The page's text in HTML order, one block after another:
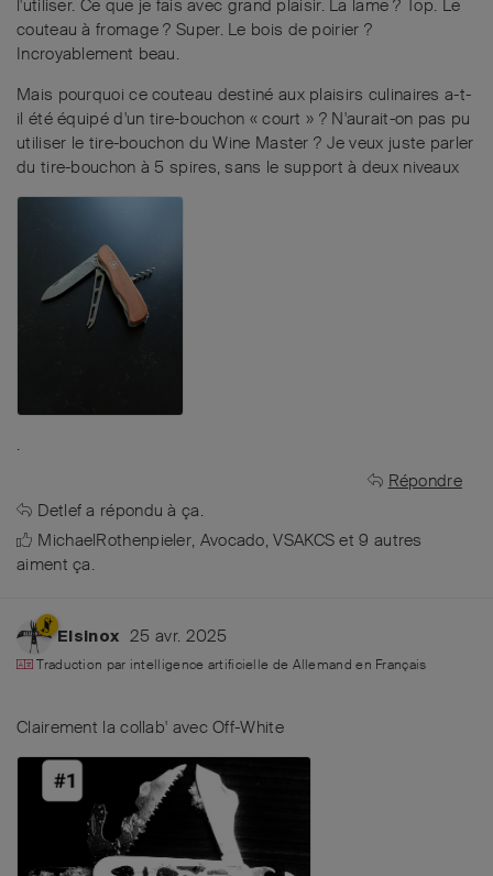
l'utiliser. Ce que je fais avec grand plaisir. La lame ? Top. Le
couteau à fromage ? Super. Le bois de poirier ?
Incroyablement beau.
Mais pourquoi ce couteau destiné aux plaisirs culinaires a-t-
il été équipé d'un tire-bouchon « court » ? N'aurait-on pas pu
utiliser le tire-bouchon du Wine Master ? Je veux juste parler
du tire-bouchon à 5 spires, sans le support à deux niveaux
.
Répondre
Detlef a répondu à ça.
MichaelRothenpieler, Avocado,VSAKCS et9 autres
aiment ça.
Elsinox 25 avr. 2025
Traduction par intelligence artificielle de Allemand en Français
Clairement la collab' avec Off-White